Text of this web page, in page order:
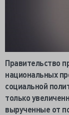
Правительство
национальных
социальной
только
вырученные от